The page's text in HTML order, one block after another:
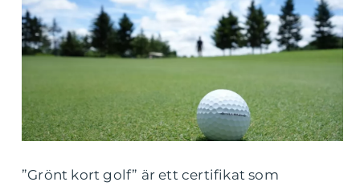
”Grönt kort golf” är ett certifikat som